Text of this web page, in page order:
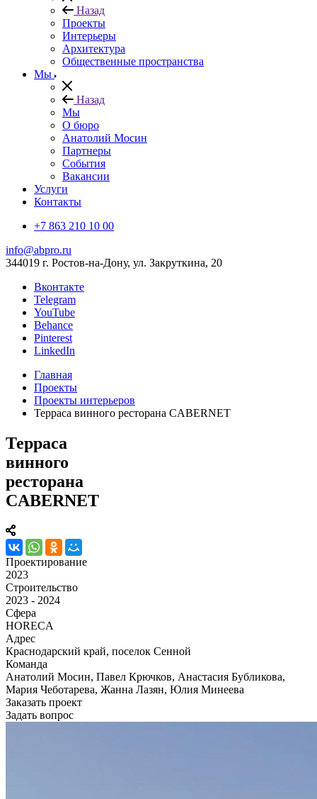
Назад
Проекты
Интерьеры
Архитектура
Общественные пространства
Мы
Назад
Мы
О бюро
Анатолий Мосин
Партнеры
События
Вакансии
Услуги
Контакты
+7 863 210 10 00
info@abpro.ru
344019 г. Ростов-на-Дону, ул. Закруткина, 20
Вконтакте
Telegram
YouTube
Behance
Pinterest
LinkedIn
Главная
Проекты
Проекты интерьеров
Терраса винного ресторана CABERNET
Терраса
винного
ресторана
CABERNET
Проектирование
2023
Строительство
2023 - 2024
Сфера
HORECA
Адрес
Краснодарский край, поселок Сенной
Команда
Анатолий Мосин, Павел Крючков, Анастасия Бубликова,
Мария Чеботарева, Жанна Лазян, Юлия Минеева
Заказать проект
Задать вопрос